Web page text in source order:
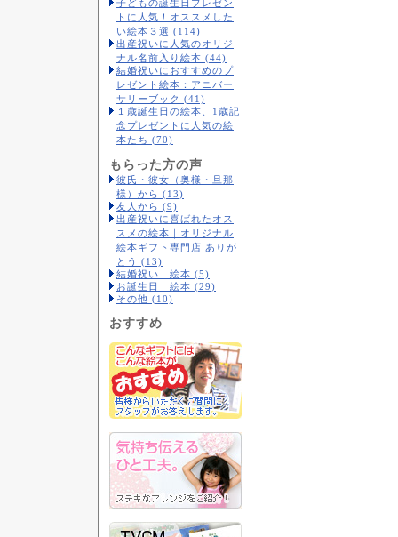
子どもの誕生日プレゼン
トに人気！オススメした
い絵本３選 (114)
出産祝いに人気のオリジ
ナル名前入り絵本 (44)
結婚祝いにおすすめのプ
レゼント絵本：アニバー
サリーブック (41)
１歳誕生日の絵本、1歳記
念プレゼントに人気の絵
本たち (70)
もらった方の声
彼氏・彼女（奥様・旦那
様）から (13)
友人から (9)
出産祝いに喜ばれたオス
スメの絵本｜オリジナル
絵本ギフト専門店 ありが
とう (13)
結婚祝い 絵本 (5)
お誕生日 絵本 (29)
その他 (10)
おすすめ